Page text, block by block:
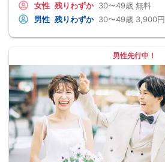
女性 残りわずか 30〜49歳 無料
男性 残りわずか 30〜49歳 3,900円
男性先行中！